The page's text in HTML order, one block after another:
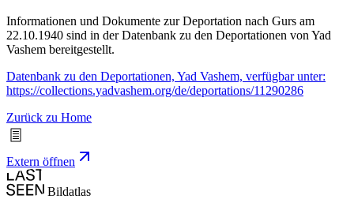
Informationen und Dokumente zur Deportation nach Gurs am
22.10.1940 sind in der Datenbank zu den Deportationen von Yad
Vashem bereitgestellt.
Datenbank zu den Deportationen, Yad Vashem, verfügbar unter:
https://collections.yadvashem.org/de/deportations/11290286
Zurück zu Home
Extern öffnen
Bildatlas